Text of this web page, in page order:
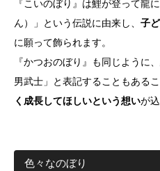
『こいのぼり』は鯉が登って龍
ん）」という伝説に由来し、 子
に願って飾られます。
『かつおのぼり』も同じように
男武士」と表記することもあるこ
く成長してほしいという想いが
色々なのぼり